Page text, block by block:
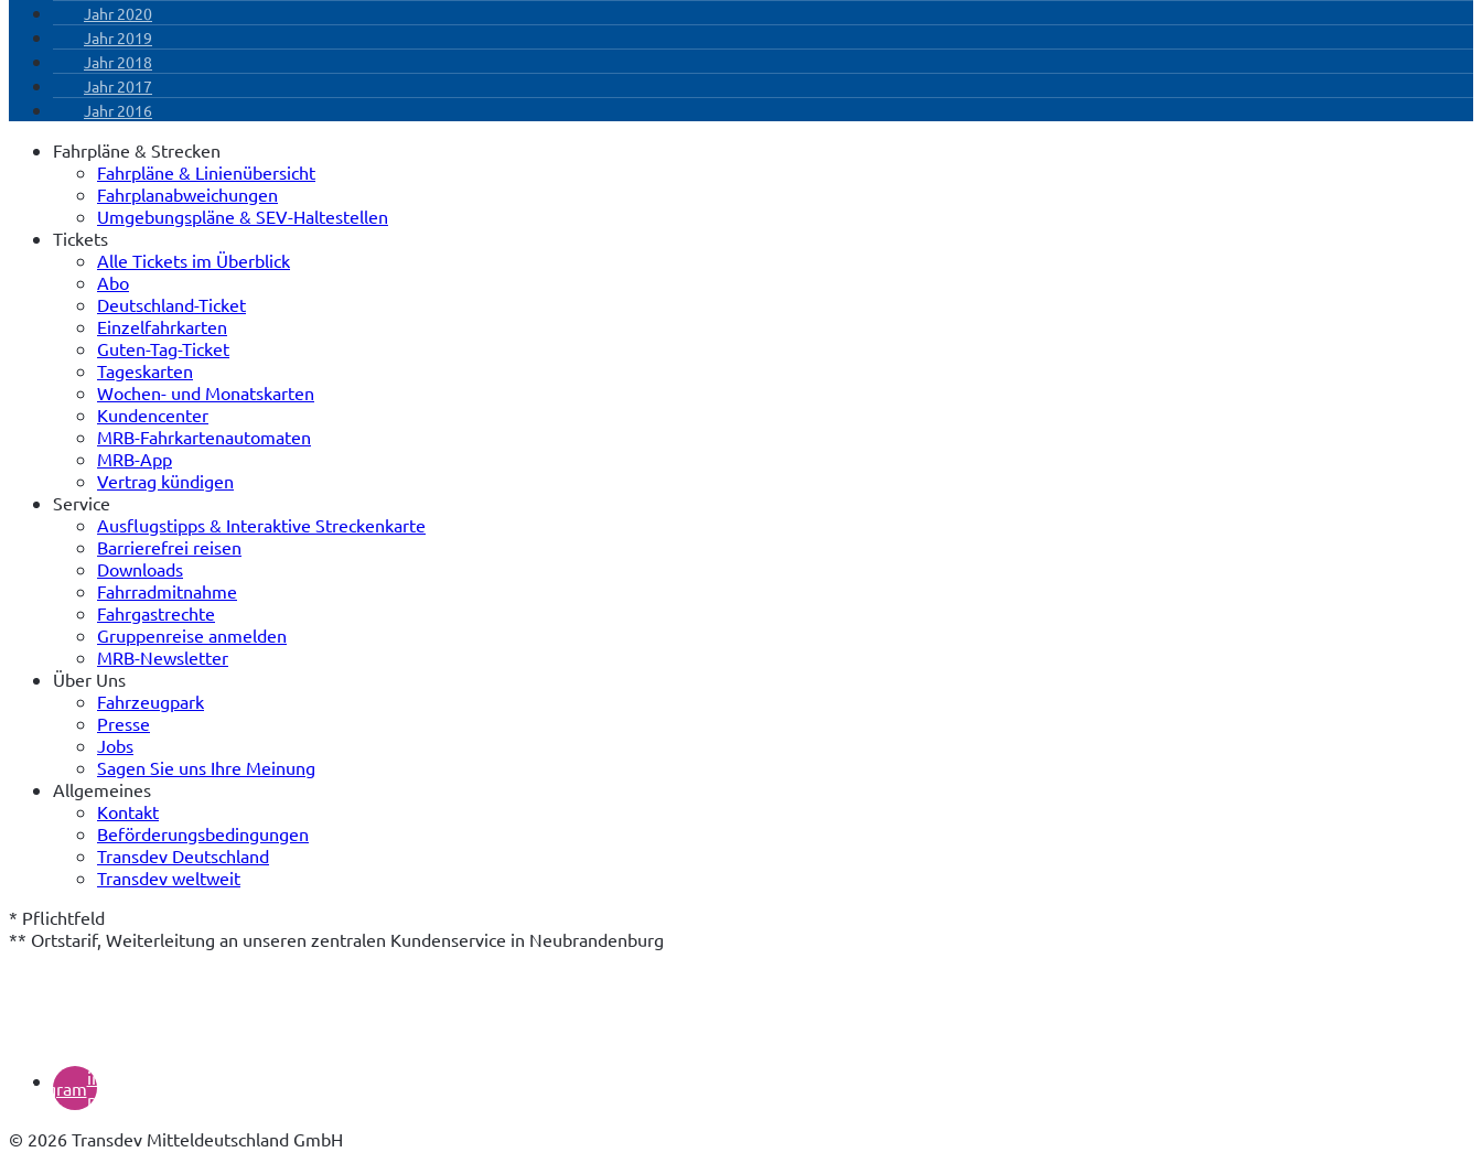
Jahr 2020
Jahr 2019
Jahr 2018
Jahr 2017
Jahr 2016
Fahrpläne & Strecken
Fahrpläne & Linienübersicht
Fahrplanabweichungen
Umgebungspläne & SEV-Haltestellen
Tickets
Alle Tickets im Überblick
Abo
Deutschland-Ticket
Einzelfahrkarten
Guten-Tag-Ticket
Tageskarten
Wochen- und Monatskarten
Kundencenter
MRB-Fahrkartenautomaten
MRB-App
Vertrag kündigen
Service
Ausflugstipps & Interaktive Streckenkarte
Barrierefrei reisen
Downloads
Fahrradmitnahme
Fahrgastrechte
Gruppenreise anmelden
MRB-Newsletter
Über Uns
Fahrzeugpark
Presse
Jobs
Sagen Sie uns Ihre Meinung
Allgemeines
Kontakt
Beförderungsbedingungen
Transdev Deutschland
Transdev weltweit
* Pflichtfeld
** Ortstarif, Weiterleitung an unseren zentralen Kundenservice in Neubrandenburg
instagramin
neuem
© 2026 Transdev Mitteldeutschland GmbH